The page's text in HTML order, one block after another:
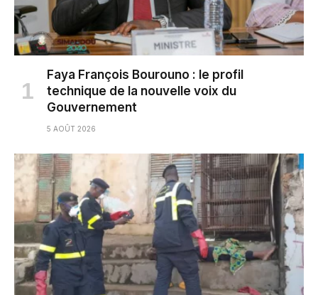
Faya François Bourouno : le profil
technique de la nouvelle voix du
Gouvernement
5 AOÛT 2026